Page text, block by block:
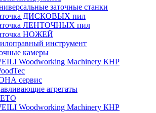
заточные станки
ДИСКОВЫХ пил
ЛЕНТОЧНЫХ пил
НОЖЕЙ
инструмент
камеры
Woodworking Machinery КНР
сервис
агрегаты
Woodworking Machinery КНР